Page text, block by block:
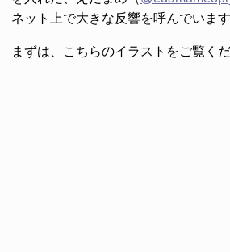
ネット上で大きな反響を呼んでいます
まずは、こちらのイラストをご覧くだ